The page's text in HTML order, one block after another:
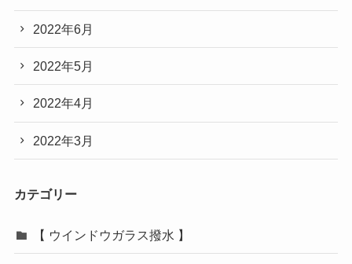
2022年6月
2022年5月
2022年4月
2022年3月
カテゴリー
【 ウインドウガラス撥水 】